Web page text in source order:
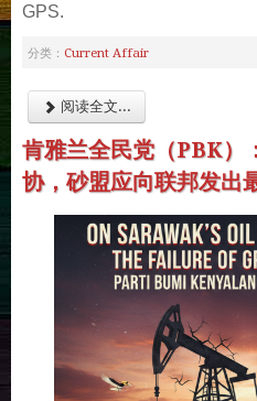
GPS.
分类： Current Affair
阅读全文...
肯雅兰全民党（PBK）
协，砂盟应向联邦发出